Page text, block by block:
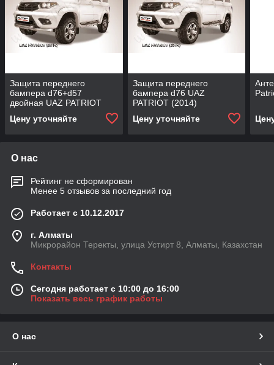
Защита переднего
бампера d76+d57
двойная UAZ PATRIOT
Цену уточняйте
Защита переднего
бампера d76 UAZ
PATRIOT (2014)
Цену уточняйте
О нас
Рейтинг не сформирован
Менее 5 отзывов за последний год
Работает с 10.12.2017
г. Алматы
Микрорайон Теректы, улица Устирт 8, Алматы, Казахстан
Контакты
Сегодня работает с 10:00 до 16:00
Показать весь график работы
О нас